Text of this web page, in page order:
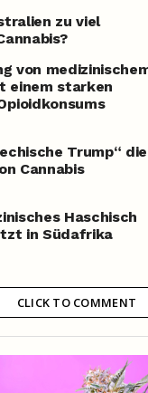
zu viel
von
einem starken
Trump“ die
Cannabis
Haschisch
in Südafrika
CLICK TO COMMENT